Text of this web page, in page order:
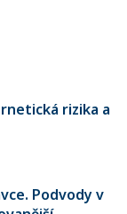
rizika a
Podvody v